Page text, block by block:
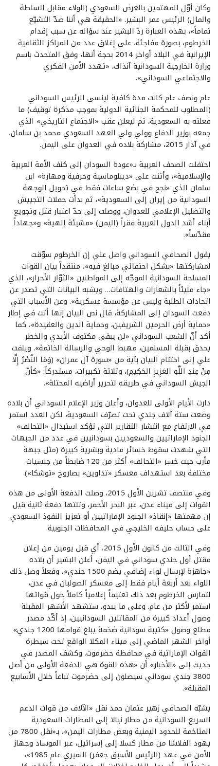
وكان أوّل المهتمين بالعرض السعودي (الولاء مقابل السلطة
والمال) الرئيس عمر البشير. «الحقيقة هي أننا ضدّ التشيّع
تماماً»، بهذه العبارة ردّ البشير عند سؤاله عن سبب إقدام
الخرطوم، بصورة مفاجئة، على إغلاق عدد من المراكز الثقافية
الإيرانية في البلاد أواخر 2014 بحجة أنها، وفق المتحدث باسم
وزارة الخارجية السودانية آنذاك، «تهدد الأمن الفكري
والاجتماعي السوداني».
عام ونصف عام كانت مدة كافية لينسى الرئيس السوداني
(المطلوب للمحكمة الجنائية الدولية بموجب مذكرة توقيف) ما
فعلته به السعودية، ثم ليعلن عقب «الاجتماع التاريخي» الذي
جمعه بوزير الدفاع وولي ولي العهد السعودي محمد بن سلمان،
في آذار 2015، مشاركة بلاده في العدوان على اليمن.
احتفلت الصحف العربية بـ«عودة السودان إلى كنف الأمة العربية
والإسلامية»، وأثنت على «ديبلوماسية وحرفية ومهارة» ابن
سلمان الذي «نجح في بضع ساعات فقط في تحويل الوجهة
السودانية من إيران إلى السعودية»، ثم بدأت حملات التجييش
والتضليل الإعلامي للعدوان، ووصلت إلى حدّ اعتبار قتل وتجويع
أبناء أشد الدول العربية فقراً (اليمن) «مشيئة إلهية» و«جهاداً
مقدّساً».
يقول الصحافي السوداني واصل علي إن الخرطوم سوّقت
لمشاركتها «بشكل احتفائي مبالغ فيه»، منتقداً بيان القوات
المسلحة السودانية الموجّه إلى المواطنين «الثوّار الأحرار»، الذي
«جاء مليئاً بالشعارات والهتافات… ويشبه البيانات التي تصدر عن
اتحادات الطلبة وليس عن مؤسسة عسكرية». وعن الأسباب التي
دفعت السودان إلى المشاركة، قال نص البيان إنها أتت في إطار
«حماية أرض الحرمين الشريفين، وحماية الدين والعقيدة»، كما
أكد أنّ الشعب السوداني «لن يبقى مكتوف الأيدي والخطر
يحدق بقبلة المسلمين، مهبط الوحي والرسالة الخاتمة». ويلفت
علي إلى اختتام البيان بآية من «سورة آل عمران» (وَمَا النَّصْرُ إِلَّا
مِنْ عِندِ اللَّهِ العَزِيزِ الحَكِيمِ)، وثلاثة تكبيرات، مستدركاً: «كأنّ
الجيش السوداني في طريقه لتحرير أراضيه المحتلة».
دارت الأيام الأولى للعدوان، وأعلن وزير الإعلام السوداني أن بلاده
وضعت ستة آلاف جندي تحت تصرّف السعودية، لكن العدد استمر
في الارتفاع مع انتشار التقارير التي تؤكد استبدال «التحالف»
الجنود الإماراتيين والسعوديين بسودانيين في عدد من الجبهات
التي شهدت سقوط خسائر مادية وبشرية كبيرة (مثل جبهة
مأرب حيث خسر «التحالف» أكثر من 120 ضابطاً من جنسيات
مختلفة بعد استهداف معسكر «تداوين» بصاروخ «توشكا»).
وفي منتصف تشرين الأول 2015، وصلت الدفعة الأولى من هذه
القوات إلى ميناء عدن، عبر البحر الأحمر، وتلتها دفعة ثانية قيل
إن مهمتها «إنقاذ» الجنود الإماراتيين أو تعزيز النفوذ السعودي
على حساب حليفه الخليجي في المحافظات الجنوبية.
وفي الثالث من كانون الأول 2015، أي قبل يومين من إعلان
مقتل أول جندي سوداني في اليمن، أعلن البشير أن بلاده
«جاهزة لإرسال لواء إضافي يضم 1500 جندي»، وفعلاً وصل ذلك
اللواء بعد أربعة أيام فقط إلى معسكر الصولبان في عدن،
لتمارس الخرطوم بعد ذلك تعتيماً إعلامياً كاملاً حول قواتها
استمر لأكثر من عام. وعلى ما يبدو، ستشهد الأشهر المقبلة
وصول أعداد كبيرة من المقاتلين السودانيين، إذ أكّد مصدر
مطلع وصول «كتيبة سودانية ضخمة يبلغ قوامها 1200 جندي»
أواخر الشهر الماضي إلى ميناء المكلا الواقع تحت سيطرة
القوات الإماراتية في محافظة حضرموت. وكشف المصدر في
حديث إلى «الأخبار» أن «هذه القوة هي الدفعة الأولى من أصل
3800 جندي سوداني سيصلون إلى حضرموت تباعاً خلال الأسابيع
المقبلة».
يشبّه الصحافي زهير عثمان حمد نقل «الآلاف من قوات الدعم
السريع السودانية من مطار نيالا إلى المطارات السعودية
المتاخمة للحدود اليمنية وبعض مطارات اليمن»، بـ«نقل 7800 من
يهود الفلاشا من مطار كسلا إلى إسرائيل، عبر الموساد وجهاز
الأمن في عهد (الرئيس الأسبق جعفر) النميري عام 1985»،